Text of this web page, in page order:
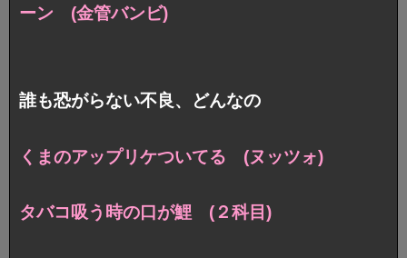
ーン (金管バンビ)
誰も恐がらない不良、どんなの
くまのアップリケついてる (ヌッツォ)
タバコ吸う時の口が鯉 (２科目)